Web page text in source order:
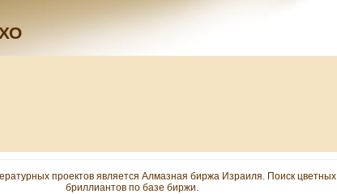
проектов является Алмазная биржа Израиля. Поиск цветных
бриллиантов по базе биржи.